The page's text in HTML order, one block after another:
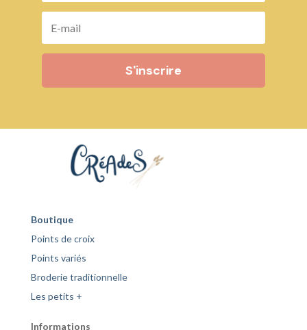
S'inscrire
Boutique
Points de croix
Points variés
Broderie traditionnelle
Les petits +
Informations